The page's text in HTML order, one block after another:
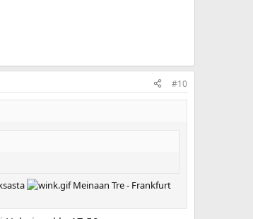
#10
Meinaan Tre - Frankfurt